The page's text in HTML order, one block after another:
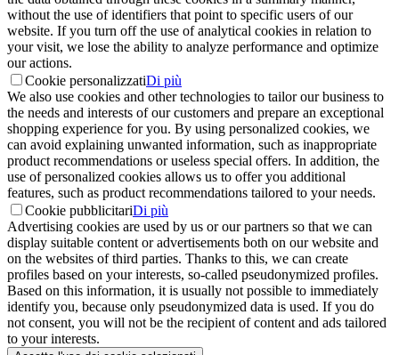
without the use of identifiers that point to specific users of our
website. If you turn off the use of analytical cookies in relation to
your visit, we lose the ability to analyze performance and optimize
our actions.
Cookie personalizzatiDi più
We also use cookies and other technologies to tailor our business to
the needs and interests of our customers and prepare an exceptional
shopping experience for you. By using personalized cookies, we
can avoid explaining unwanted information, such as inappropriate
product recommendations or useless special offers. In addition, the
use of personalized cookies allows us to offer you additional
features, such as product recommendations tailored to your needs.
Cookie pubblicitariDi più
Advertising cookies are used by us or our partners so that we can
display suitable content or advertisements both on our website and
on the websites of third parties. Thanks to this, we can create
profiles based on your interests, so-called pseudonymized profiles.
Based on this information, it is usually not possible to immediately
identify you, because only pseudonymized data is used. If you do
not consent, you will not be the recipient of content and ads tailored
to your interests.